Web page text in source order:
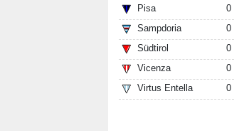
Pisa
0
Sampdoria
0
Südtirol
0
Vicenza
0
Virtus Entella
0